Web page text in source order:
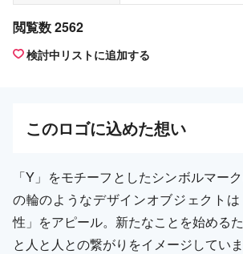
閲覧数 2562
検討中リストに追加する
このロゴに込めた想い
「Y」をモチーフとしたシンボルマー
の輪のようなデザインオブジェクト
性」をアピール。新たなことを始める
と人と人との繋がりをイメージしてい